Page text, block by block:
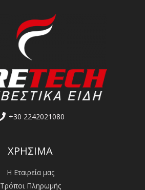
+30 2242021080
ΧΡΗΣΙΜΑ
Η Εταιρεία μας
Τρόποι Πληρωμής